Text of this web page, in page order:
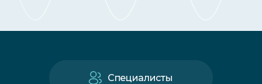
Специалисты